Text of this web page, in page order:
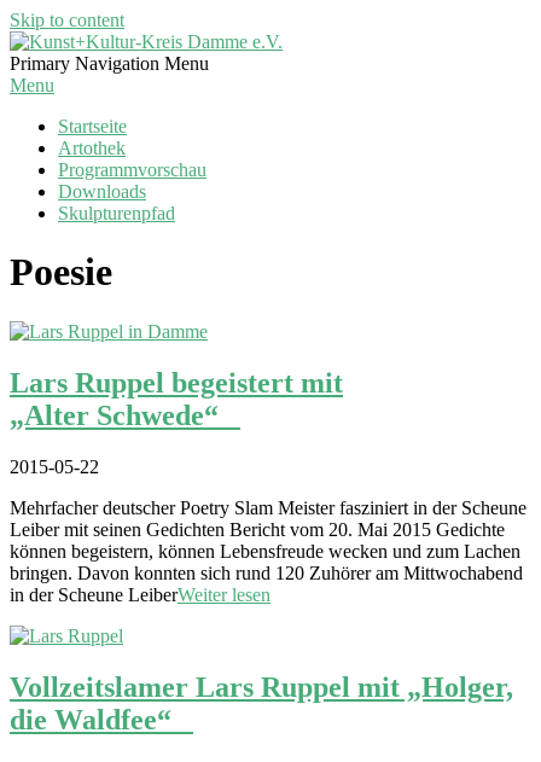
Skip to content
Kunst+Kultur-
Kreis
Primary Navigation Menu
Menu
Startseite
Artothek
Programmvorschau
Downloads
Skulpturenpfad
Poesie
Lars Ruppel begeistert mit
„Alter Schwede“
2015-05-22
Mehrfacher deutscher Poetry Slam Meister fasziniert in der Scheune
Leiber mit seinen Gedichten Bericht vom 20. Mai 2015 Gedichte
können begeistern, können Lebensfreude wecken und zum Lachen
bringen. Davon konnten sich rund 120 Zuhörer am Mittwochabend
in der Scheune LeiberWeiter lesen
Vollzeitslamer Lars Ruppel mit „Holger,
die Waldfee“